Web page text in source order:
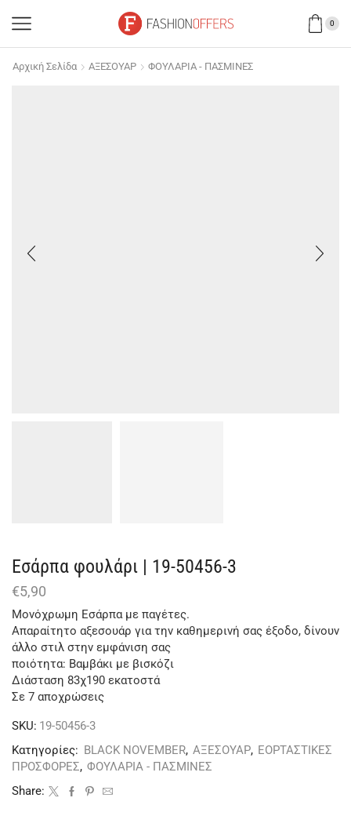
0
Αρχική Σελίδα ΑΞΕΣΟΥΑΡ ΦΟΥΛΑΡΙΑ - ΠΑΣΜΙΝΕΣ
Eσάρπα φουλάρι | 19-50456-3
€5,90
Μονόχρωμη Εσάρπα με παγέτες.
Απαραίτητο αξεσουάρ για την καθημερινή σας έξοδο, δίνουν
άλλο στιλ στην εμφάνιση σας
ποιότητα: Βαμβάκι με βισκόζι
Διάσταση 83χ190 εκατοστά
Σε 7 αποχρώσεις
SKU: 19-50456-3
Κατηγορίες: BLACK NOVEMBER, ΑΞΕΣΟΥΑΡ, ΕΟΡΤΑΣΤΙΚΕΣ
ΠΡΟΣΦΟΡΕΣ, ΦΟΥΛΑΡΙΑ - ΠΑΣΜΙΝΕΣ
Share: